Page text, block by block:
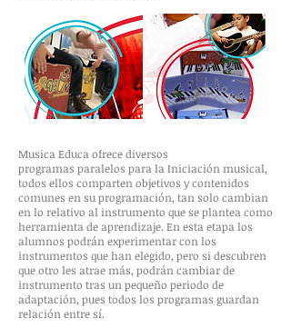
Musica Educa ofrece diversos
programas paralelos para la Iniciación musical,
todos ellos comparten objetivos y contenidos
comunes en su programación, tan solo cambian
en lo relativo al instrumento que se plantea como
herramienta de aprendizaje. En esta etapa los
alumnos podrán experimentar con los
instrumentos que han elegido, pero si descubren
que otro les atrae más, podrán cambiar de
instrumento tras un pequeño periodo de
adaptación, pues todos los programas guardan
relación entre sí.